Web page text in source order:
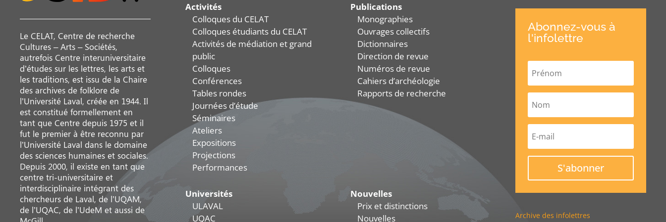
Le CELAT, Centre de recherche
Cultures – Arts – Sociétés,
autrefois Centre interuniversitaire
d’études sur les lettres, les arts et
les traditions, est issu de la Chaire
des archives de folklore de
l’Université Laval, créée en 1944. Il
est constitué formellement en
tant que Centre depuis 1975 et il
fut le premier à être reconnu par
l’Université Laval dans le domaine
des sciences humaines et sociales.
Depuis 2000, il existe en tant que
centre tri-universitaire et
interdisciplinaire intégrant des
chercheurs de Laval, de l’UQAM,
de l’UQAC, de l’UdeM et aussi de
Activités
Colloques du CELAT
Colloques étudiants du CELAT
Activités de médiation et grand
public
Colloques
Conférences
Tables rondes
Journées d’étude
Séminaires
Ateliers
Expositions
Projections
Performances
Publications
Monographies
Ouvrages collectifs
Dictionnaires
Direction de revue
Numéros de revue
Cahiers d’archéologie
Rapports de recherche
Universités
ULAVAL
UQAC
Nouvelles
Prix et distinctions
Nouvelles
Abonnez-vous à
l'infolettre
S'abonner
Archive des infolettres